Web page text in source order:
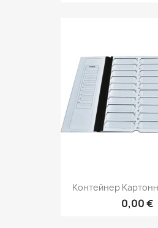
Контейнер
0,00 €